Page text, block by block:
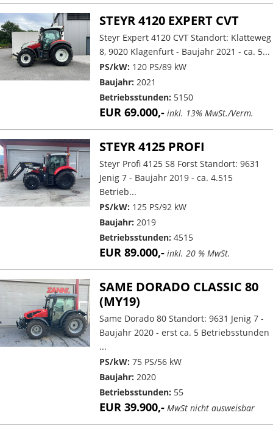
STEYR 4120 EXPERT CVT
Steyr Expert 4120 CVT Standort: Klatteweg
8, 9020 Klagenfurt - Baujahr 2021 - ca. 5...
PS/kW: 120 PS/89 kW
Baujahr: 2021
Betriebsstunden: 5150
EUR 69.000,- inkl. 13% MwSt./Verm.
STEYR 4125 PROFI
Steyr Profi 4125 S8 Forst Standort: 9631
Jenig 7 - Baujahr 2019 - ca. 4.515
Betrieb...
PS/kW: 125 PS/92 kW
Baujahr: 2019
Betriebsstunden: 4515
EUR 89.000,- inkl. 20 % MwSt.
SAME DORADO CLASSIC 80
(MY19)
Same Dorado 80 Standort: 9631 Jenig 7 -
Baujahr 2020 - erst ca. 5 Betriebsstunden
...
PS/kW: 75 PS/56 kW
Baujahr: 2020
Betriebsstunden: 55
EUR 39.900,- MwSt nicht ausweisbar